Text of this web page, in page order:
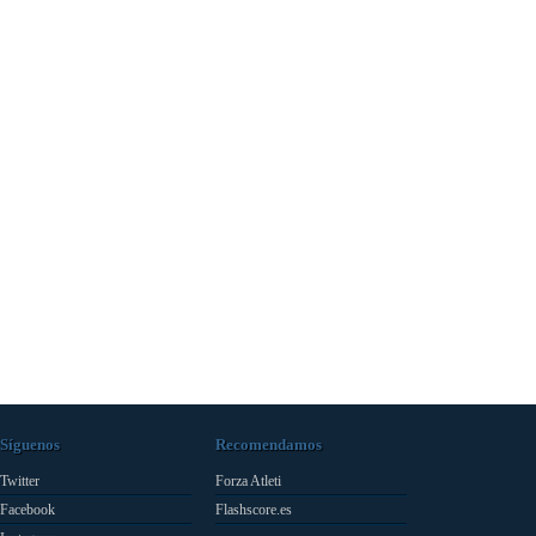
Síguenos
Twitter
Facebook
Recomendamos
Forza Atleti
Flashscore.es